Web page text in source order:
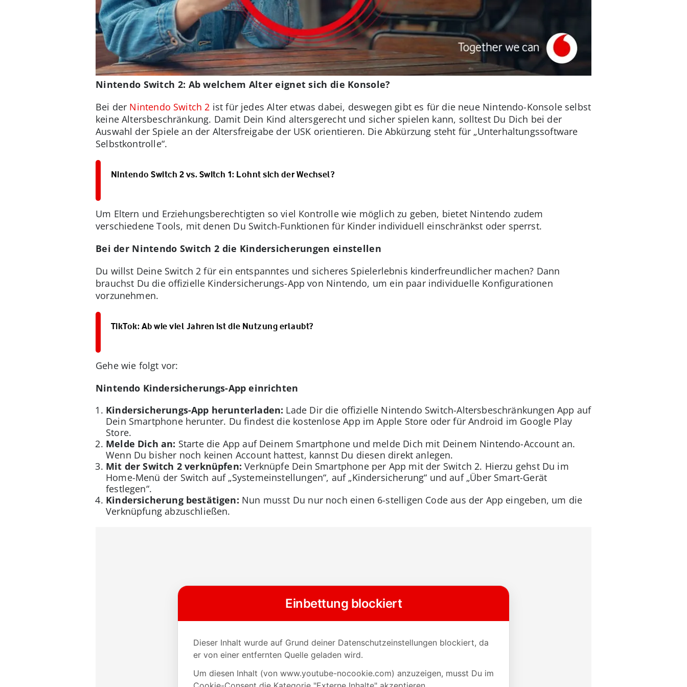
Nintendo Switch 2: Ab welchem Alter eignet sich die Konsole?
Bei der Nintendo Switch 2 ist für jedes Alter etwas dabei, deswegen gibt es für die neue Nintendo-Konsole selbst
keine Altersbeschränkung. Damit Dein Kind altersgerecht und sicher spielen kann, solltest Du Dich bei der
Auswahl der Spiele an der Altersfreigabe der USK orientieren. Die Abkürzung steht für „Unterhaltungssoftware
Selbstkontrolle“.
Nintendo Switch 2 vs. Switch 1: Lohnt sich der Wechsel?
Um Eltern und Erziehungsberechtigten so viel Kontrolle wie möglich zu geben, bietet Nintendo zudem
verschiedene Tools, mit denen Du Switch-Funktionen für Kinder individuell einschränkst oder sperrst.
Bei der Nintendo Switch 2 die Kindersicherungen einstellen
Du willst Deine Switch 2 für ein entspanntes und sicheres Spielerlebnis kinderfreundlicher machen? Dann
brauchst Du die offizielle Kindersicherungs-App von Nintendo, um ein paar individuelle Konfigurationen
vorzunehmen.
TikTok: Ab wie viel Jahren ist die Nutzung erlaubt?
Gehe wie folgt vor:
Nintendo Kindersicherungs-App einrichten
Kindersicherungs-App herunterladen: Lade Dir die offizielle Nintendo Switch-Altersbeschränkungen App auf
Dein Smartphone herunter. Du findest die kostenlose App im Apple Store oder für Android im Google Play
Store.
Melde Dich an: Starte die App auf Deinem Smartphone und melde Dich mit Deinem Nintendo-Account an.
Wenn Du bisher noch keinen Account hattest, kannst Du diesen direkt anlegen.
Mit der Switch 2 verknüpfen: Verknüpfe Dein Smartphone per App mit der Switch 2. Hierzu gehst Du im
Home-Menü der Switch auf „Systemeinstellungen“, auf „Kindersicherung“ und auf „Über Smart-Gerät
festlegen“.
Kindersicherung bestätigen: Nun musst Du nur noch einen 6-stelligen Code aus der App eingeben, um die
Verknüpfung abzuschließen.